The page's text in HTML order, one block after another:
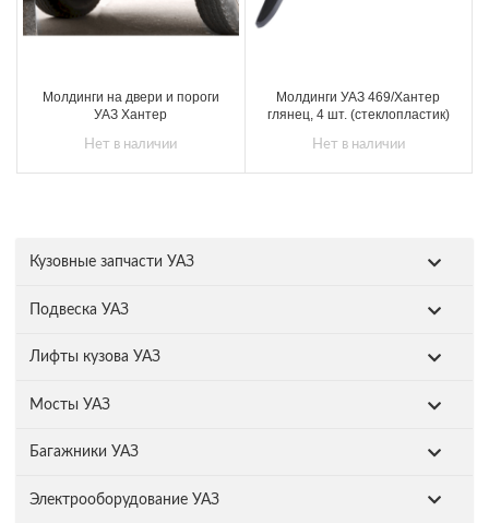
Кузовные запчасти УАЗ
Подвеска УАЗ
Лифты кузова УАЗ
Мосты УАЗ
Багажники УАЗ
Электрооборудование УАЗ
Молдинги на двери и пороги
УАЗ Хантер
Нет в наличии
Молдинги УАЗ 469/Хантер
глянец, 4 шт. (стеклопластик)
Нет в наличии